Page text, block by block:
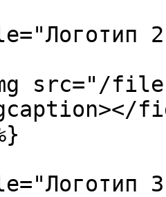
src="/files/